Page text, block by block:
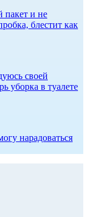
пакет и не
блестит как
своей
уборка в туалете
нарадоваться